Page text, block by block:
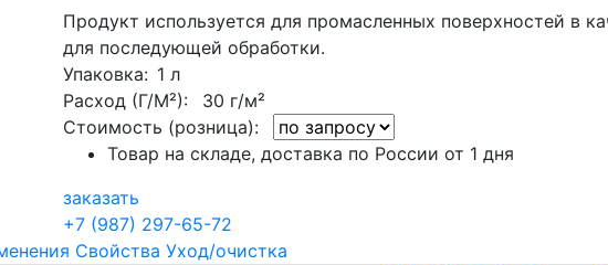
Продукт используется для промасленных поверхностей в
для последующей обработки.
Упаковка: 1 л
Расход (Г/М²): 30 г/м²
Стоимость (розница):
Товар на складе, доставка по России от 1 дня
заказать
+7 (987) 297-65-72
Свойства Уход/очистка